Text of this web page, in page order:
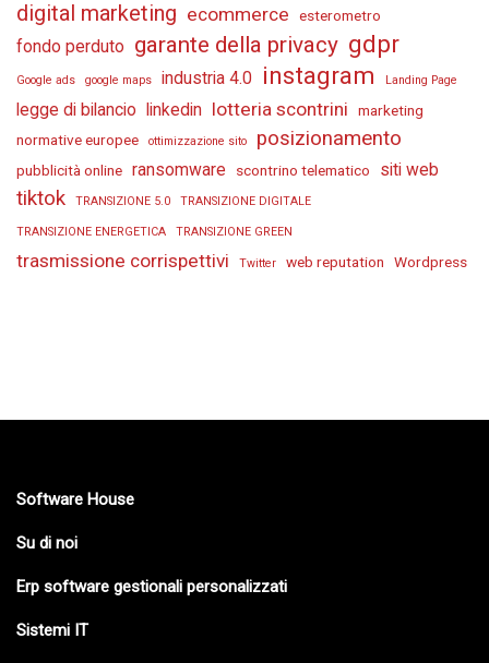
digital marketing ecommerce esterometro
fondo perduto garante della privacy gdpr
Google ads google maps industria 4.0 instagram Landing Page
legge di bilancio linkedin lotteria scontrini
marketing
normative europee
ottimizzazione sito posizionamento
pubblicità online ransomware scontrino telematico siti web
tiktok TRANSIZIONE 5.0 TRANSIZIONE DIGITALE
TRANSIZIONE ENERGETICA TRANSIZIONE GREEN
trasmissione corrispettivi Twitter web reputation Wordpress
Software House
Su di noi
Erp software gestionali personalizzati
Sistemi IT